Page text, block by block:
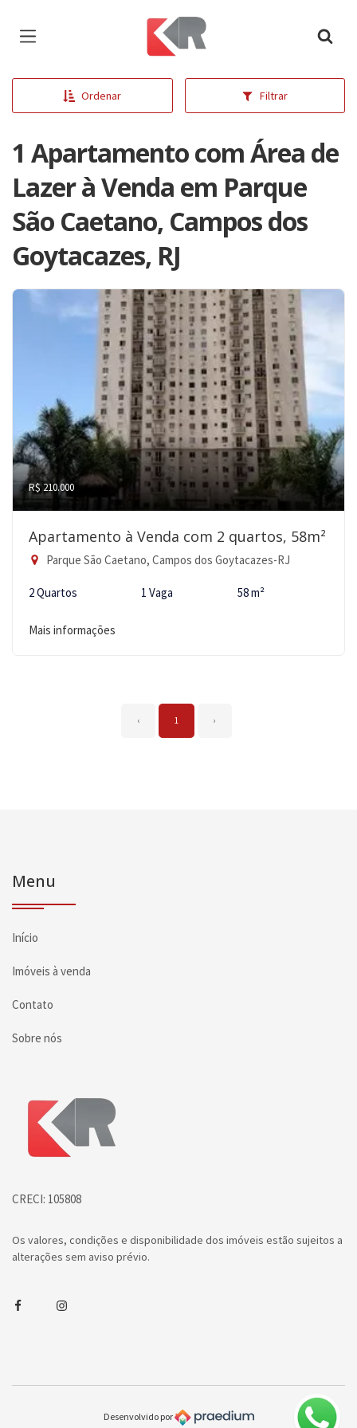
Página inicial
Ordenar Filtrar
1 Apartamento com Área de
Lazer à Venda em Parque
São Caetano, Campos dos
Goytacazes, RJ
R$ 210.000
Apartamento à Venda com 2 quartos, 58m²
Parque São Caetano, Campos dos Goytacazes-RJ
2 Quartos 1 Vaga 58 m²
Mais informações
‹ 1 ›
Menu
Início
Imóveis à venda
Contato
Sobre nós
Página inicial
CRECI: 105808
Os valores, condições e disponibilidade dos imóveis estão sujeitos a
alterações sem aviso prévio.
FacebookInstagram
Desenvolvido por